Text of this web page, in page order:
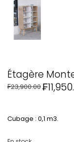
Étagère
₣23,900.00
Cubage : 0,1 m3.